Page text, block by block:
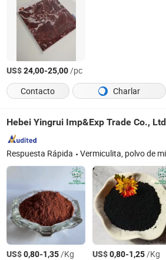
US$24,00-25,00/pc
Contacto
Charlar
Hebei Yingrui Imp&Exp Trade Co.,
Respuesta Rápida Vermiculita, polvo de mica, perlita, zeolita, arcilla
US$0,80-1,35/Kg US$0,80-1,25/Kg